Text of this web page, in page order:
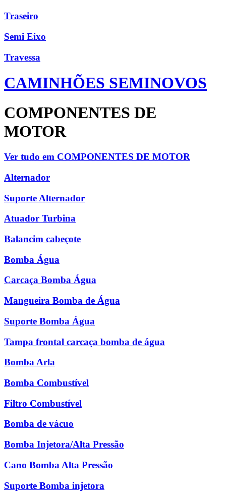
Traseiro
Semi Eixo
Travessa
CAMINHÕES SEMINOVOS
COMPONENTES DE
MOTOR
Ver tudo em COMPONENTES DE MOTOR
Alternador
Suporte Alternador
Atuador Turbina
Balancim cabeçote
Bomba Água
Carcaça Bomba Água
Mangueira Bomba de Água
Suporte Bomba Água
Tampa frontal carcaça bomba de água
Bomba Arla
Bomba Combustível
Filtro Combustível
Bomba de vácuo
Bomba Injetora/Alta Pressão
Cano Bomba Alta Pressão
Suporte Bomba injetora